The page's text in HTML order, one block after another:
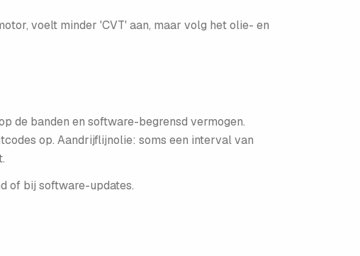
voelt minder 'CVT' aan, maar volg het olie- en
de banden en software-begrensd vermogen.
op. Aandrijflijnolie: soms een interval van
of bij software-updates.